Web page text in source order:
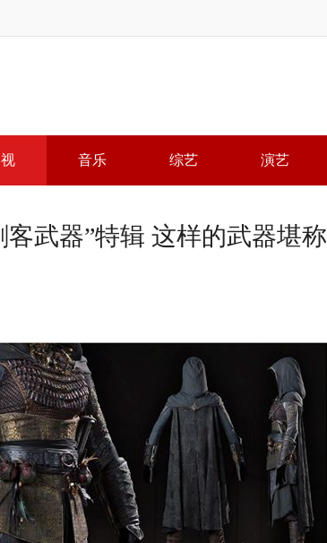
音乐 综艺 演艺
客武器”特辑 这样的武器堪称